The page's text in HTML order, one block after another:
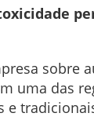
sobre
uma das
e